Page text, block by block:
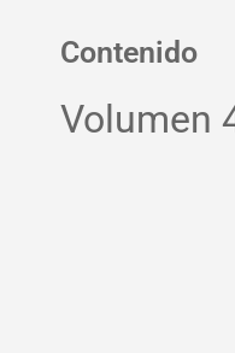
Contenido
Volumen